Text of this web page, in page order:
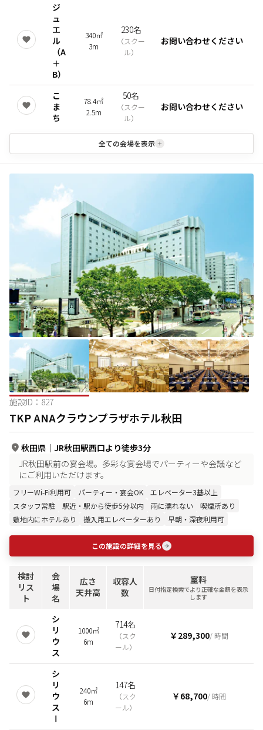
ジ
ュ
エ
ル
（A
＋
B）
340㎡
3m
230名
（スクー
ル）
お問い合わせください
こ
ま
ち
78.4㎡
2.5m
50名
（スクー
ル）
お問い合わせください
全ての会場を表示
施設ID： 827
TKP ANAクラウンプラザホテル秋田
秋田県 ｜ JR秋田駅西口より徒歩3分
JR秋田駅前の宴会場。多彩な宴会場でパーティーや会議など
にご利用いただけます。
フリーWi-Fi利用可 パーティー・宴会OK
エレベーター3基以上
スタッフ常駐
駅近・駅から徒歩5分以内 雨に濡れない
喫煙所あり
敷地内にホテルあり
搬入用エレベーターあり 早朝・深夜利用可
この施設の詳細を見る
検討
リス
ト
会
場
名
広さ
天井高
収容人
数
室料
日付指定検索でより正確な金額を表示
します
シ
リ
ウ
ス
1000㎡
6m
714名
（スク
ール）
￥289,300/ 時間
シ
リ
ウ
ス
Ⅰ
240㎡
6m
147名
（スク
ール）
￥68,700/ 時間